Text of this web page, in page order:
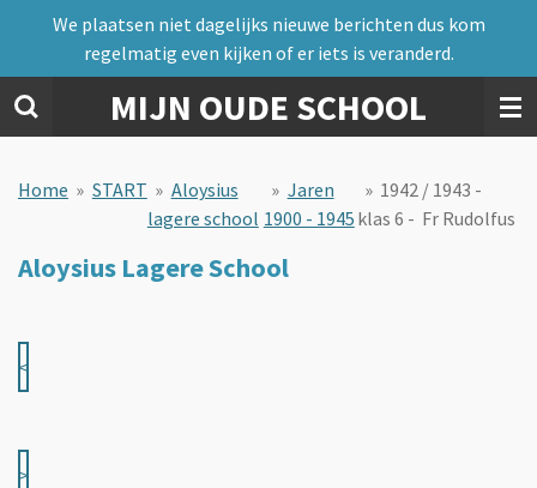
naar
de
hoofdinhoud
MIJN OUDE SCHOOL
We plaatsen niet dagelijks nieuwe berichten dus kom
regelmatig even kijken of er iets is veranderd.
Home » START » Aloysius
lagere school
» Jaren
1900 - 1945
» 1942 / 1943 -
klas 6 - Fr Rudolfus
Aloysius Lagere School
<
>